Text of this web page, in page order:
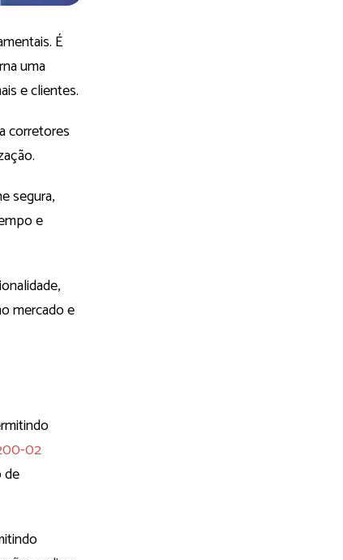
É
uma
e clientes.
corretores
segura,
e
mercado e
02
de